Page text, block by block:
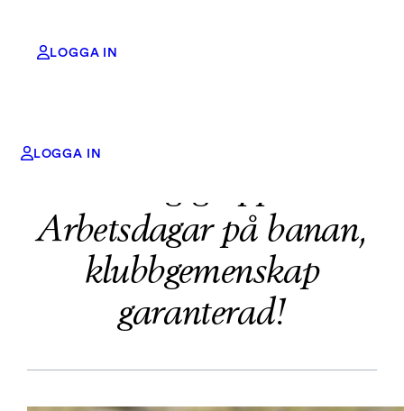
till
LOGGA IN
LOGGA IN
Anmäl ditt intresse för
Arbetsdagar på banan,
klubbgemenskap
garanterad!